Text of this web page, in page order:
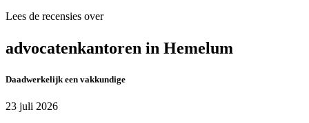
Lees de recensies over
advocatenkantoren in Hemelum
Daadwerkelijk een vakkundige
23 juli 2026